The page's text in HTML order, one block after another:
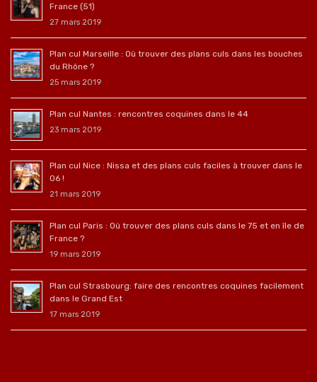
France (51)
27 mars 2019
Plan cul Marseille : Où trouver des plans culs dans les bouches
du Rhône ?
25 mars 2019
Plan cul Nantes : rencontres coquines dans le 44
23 mars 2019
Plan cul Nice : Nissa et des plans culs faciles à trouver dans le
06 !
21 mars 2019
Plan cul Paris : Où trouver des plans culs dans le 75 et en île de
France ?
19 mars 2019
Plan cul Strasbourg: faire des rencontres coquines facilement
dans le Grand Est
17 mars 2019